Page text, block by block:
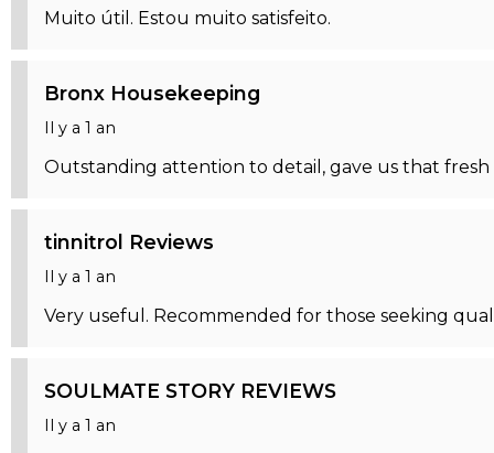
Muito útil. Estou muito satisfeito.
Bronx Housekeeping
Il y a 1 an
Outstanding attention to detail, gave us that
tinnitrol Reviews
Il y a 1 an
Very useful. Recommended for those seeking
SOULMATE STORY REVIEWS
Il y a 1 an